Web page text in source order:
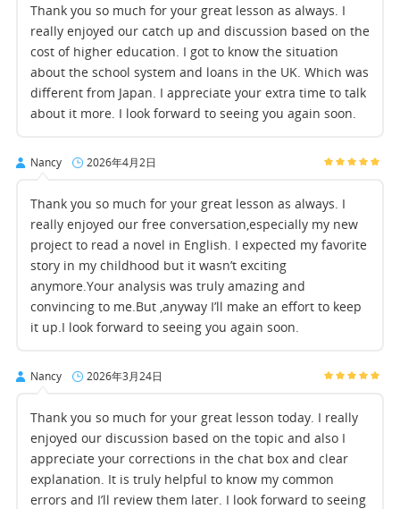
Thank you so much for your great lesson as always. I
really enjoyed our catch up and discussion based on the
cost of higher education. I got to know the situation
about the school system and loans in the UK. Which was
different from Japan. I appreciate your extra time to talk
about it more. I look forward to seeing you again soon.
Nancy 2026年4月2日
Thank you so much for your great lesson as always. I
really enjoyed our free conversation,especially my new
project to read a novel in English. I expected my favorite
story in my childhood but it wasn’t exciting
anymore.Your analysis was truly amazing and
convincing to me.But ,anyway I’ll make an effort to keep
it up.I look forward to seeing you again soon.
Nancy 2026年3月24日
Thank you so much for your great lesson today. I really
enjoyed our discussion based on the topic and also I
appreciate your corrections in the chat box and clear
explanation. It is truly helpful to know my common
errors and I’ll review them later. I look forward to seeing